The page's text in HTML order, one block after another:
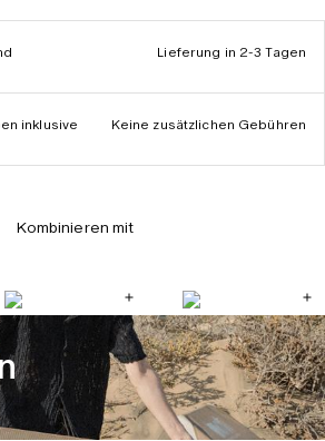
Lieferung in 2-3 Tagen
inklusive Keine zusätzlichen Gebühren
Kombinieren mit